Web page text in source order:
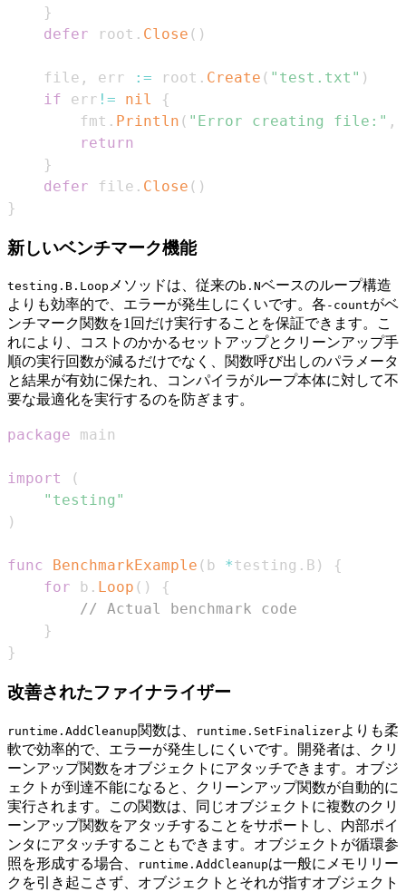
}
defer root . Close ( )
    file
, err := root . Create ( "test.txt" )
if err != nil
{
        fmt
. Println ( "Error creating file:" ,
return
}
defer file . Close ( )
}
新しいベンチマーク機能
testing.B.Loop メソッドは、従来のb.Nベースのループ構造
よりも効率的で、エラーが発生しにくいです。各 -countがベ
ンチマーク関数を1回だけ実行することを保証できます。こ
れにより、コストのかかるセットアップとクリーンアップ手
順の実行回数が減るだけでなく、関数呼び出しのパラメータ
と結果が有効に保たれ、コンパイラがループ本体に対して不
要な最適化を実行するのを防ぎます。
package
import
(
"testing"
)
func BenchmarkExample ( b *testing . B )
{
for b . Loop ( )
{
// Actual benchmark code
}
}
改善されたファイナライザー
runtime.AddCleanup関数は、 runtime.SetFinalizerよりも柔
軟で効率的で、エラーが発生しにくいです。開発者は、クリ
ーンアップ関数をオブジェクトにアタッチできます。オブジ
ェクトが到達不能になると、クリーンアップ関数が自動的に
実行されます。この関数は、同じオブジェクトに複数のクリ
ーンアップ関数をアタッチすることをサポートし、内部ポイ
ンタにアタッチすることもできます。オブジェクトが循環参
照を形成する場合、
runtime.AddCleanupは一般にメモリリー
クを引き起こさず、オブジェクトとそれが指すオブジェクト